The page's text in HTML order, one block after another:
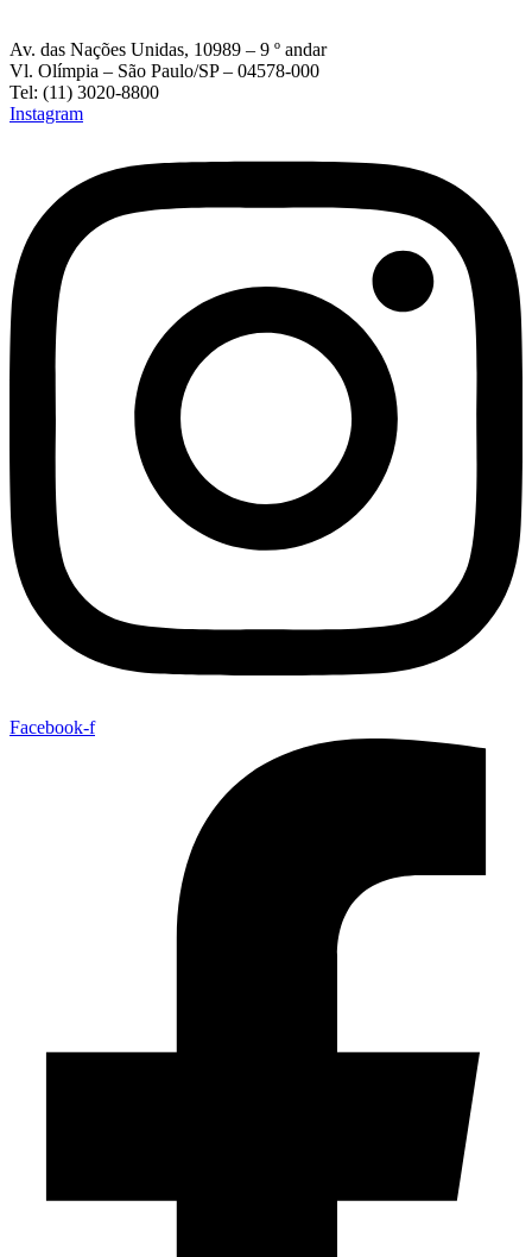
Av. das Nações Unidas, 10989 – 9 º andar
Vl. Olímpia – São Paulo/SP – 04578-000
Tel: (11) 3020-8800
Instagram
Facebook-f